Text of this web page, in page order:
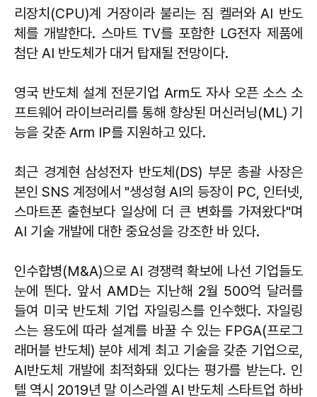
리장치(CPU)계 거장이라 불리는 짐 켈러와 AI 반도
체를 개발한다. 스마트 TV를 포함한 LG전자 제품에
첨단 AI 반도체가 대거 탑재될 전망이다.
영국 반도체 설계 전문기업 Arm도 자사 오픈 소스 소
프트웨어 라이브러리를 통해 향상된 머신러닝(ML) 기
능을 갖춘 Arm IP를 지원하고 있다.
최근 경계현 삼성전자 반도체(DS) 부문 총괄 사장은
본인 SNS 계정에서 "생성형 AI의 등장이 PC, 인터넷,
스마트폰 출현보다 일상에 더 큰 변화를 가져왔다"며
AI 기술 개발에 대한 중요성을 강조한 바 있다.
인수합병(M&A)으로 AI 경쟁력 확보에 나선 기업들도
눈에 띈다. 앞서 AMD는 지난해 2월 500억 달러를
들여 미국 반도체 기업 자일링스를 인수했다. 자일링
스는 용도에 따라 설계를 바꿀 수 있는 FPGA(프로그
래머블 반도체) 분야 세계 최고 기술을 갖춘 기업으로,
AI반도체 개발에 최적화돼 있다는 평가를 받는다. 인
텔 역시 2019년 말 이스라엘 AI 반도체 스타트업 하바